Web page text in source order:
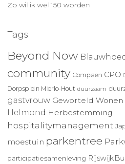
Zo wil ik wel 150 worden
Tags
Beyond Now
community Compaen CPO
Dorpsplein Mierlo-Hout duurzaam
gastvrouw Geworteld Wonen
Helmond Herbestemming
hospitalitymanagement
moestuin parkentree
participatiesamenleving